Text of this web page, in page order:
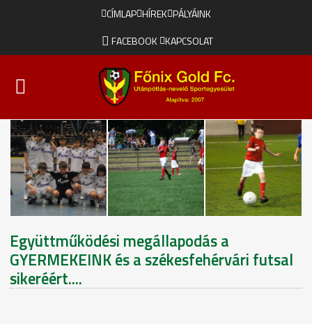
CÍMLAP HÍREK PÁLYÁINK
FACEBOOK KAPCSOLAT
Együttműködési megállapodás a
GYERMEKEINK és a székesfehérvári futsal
sikeréért....